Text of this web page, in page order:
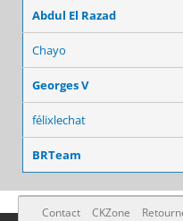
Abdul El Razad
Chayo
Georges V
félixlechat
BRTeam
Contact CKZone